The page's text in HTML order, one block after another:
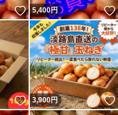
いいね！
5,400円
いいね！
3,900円